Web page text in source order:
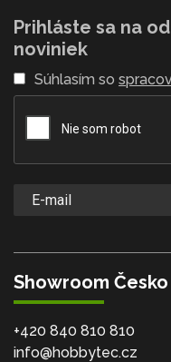
Prihláste sa na
noviniek
Súhlasím so
Showroom Česko
+420 840 810 810
info@hobbytec.cz